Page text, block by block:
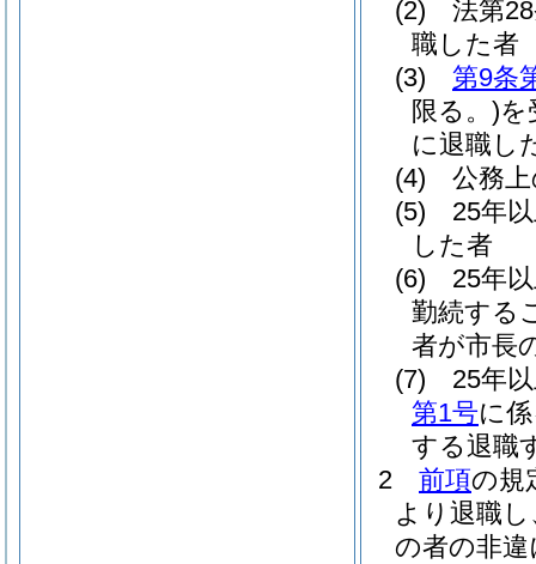
(2)
法第
職した者
(3)
第9条
限る。)を
に退職し
(4)
公務
(5)
25年
した者
(6)
25年
勤続する
者が市長
(7)
25年
第1号に
する退職
2
前項の規
より退職
の者の非